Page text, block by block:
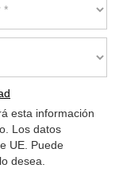
esta información
Los datos
UE. Puede
desea.